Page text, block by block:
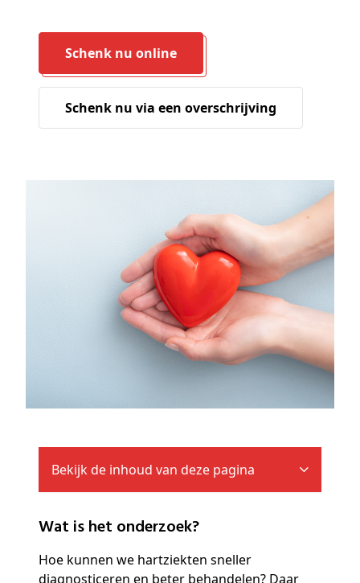
Schenk nu online
Schenk nu via een overschrijving
Bekijk de inhoud van deze pagina
Wat is het onderzoek?
Hoe kunnen we hartziekten sneller
diagnosticeren en beter behandelen? Daar